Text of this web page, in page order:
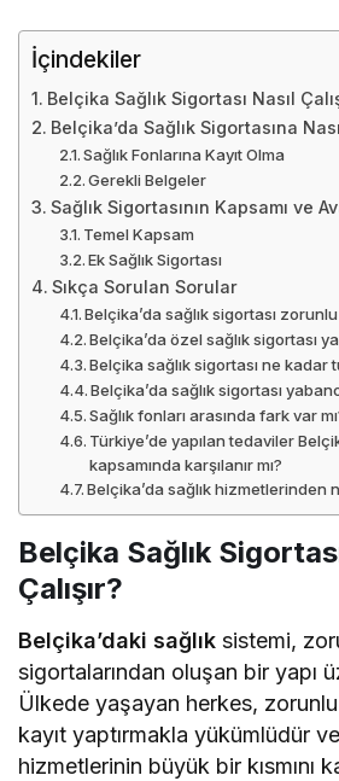
İçindekiler
Belçika Sağlık Sigortası Nasıl
Belçika’da Sağlık Sigortasına
Sağlık Fonlarına Kayıt Olma
Gerekli Belgeler
Sağlık Sigortasının Kapsamı ve
Temel Kapsam
Ek Sağlık Sigortası
Sıkça Sorulan Sorular
Belçika’da sağlık sigortası
Belçika’da özel sağlık sigortası
Belçika sağlık sigortası ne kadar
Belçika’da sağlık sigortası
Sağlık fonları arasında fark var
Türkiye’de yapılan tedaviler
kapsamında karşılanır mı?
Belçika’da sağlık hizmetlerinden
Belçika Sağlık
Çalışır?
Belçika’daki sağlık sistemi,
sigortalarından oluşan bir yapı
Ülkede yaşayan herkes, zorunlu
kayıt yaptırmakla yükümlüdür
hizmetlerinin büyük bir kısmını